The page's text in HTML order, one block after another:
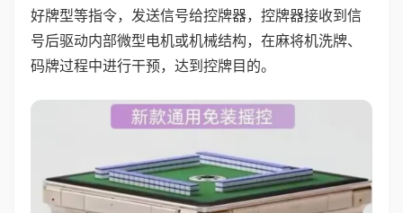
好牌型等指令，发送信号给控牌器，控牌器接收到信
号后驱动内部微型电机或机械结构，在麻将机洗牌、
码牌过程中进行干预，达到控牌目的。